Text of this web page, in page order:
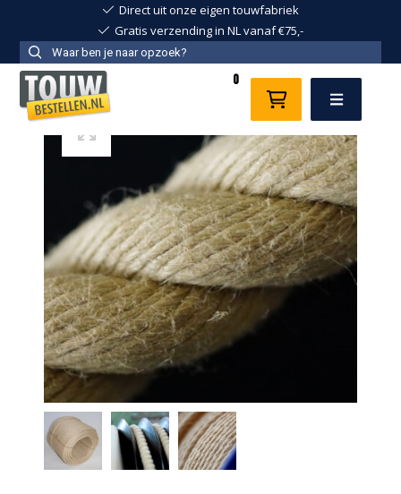
Direct uit onze eigen touwfabriek
Gratis verzending in NL vanaf €75,-
Menu
0
Goedkoop